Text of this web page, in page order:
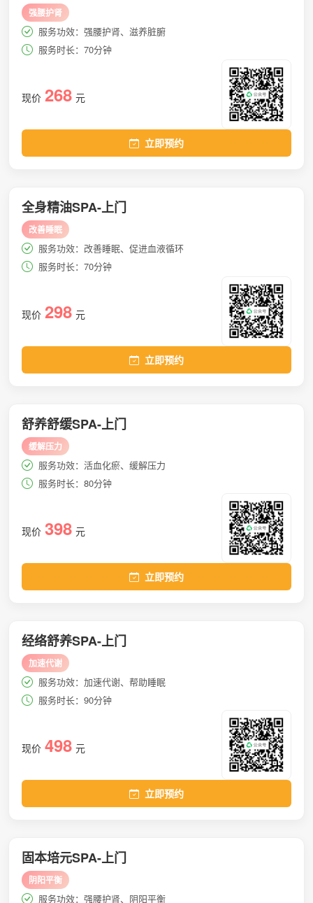
强腰护肾
服务功效：强腰护肾、滋养脏腑
服务时长：70分钟
现价 268 元
立即预约
全身精油SPA-上门
改善睡眠
服务功效：改善睡眠、促进血液循环
服务时长：70分钟
现价 298 元
立即预约
舒养舒缓SPA-上门
缓解压力
服务功效：活血化瘀、缓解压力
服务时长：80分钟
现价 398 元
立即预约
经络舒养SPA-上门
加速代谢
服务功效：加速代谢、帮助睡眠
服务时长：90分钟
现价 498 元
立即预约
固本培元SPA-上门
阴阳平衡
服务功效：强腰护肾、阴阳平衡